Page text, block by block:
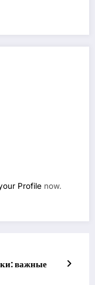
Profile now.
важные